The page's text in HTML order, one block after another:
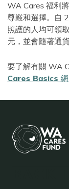
WA Cares 福利
尊嚴和選擇。自
照護的人均可領
元，並會隨著通
要了解有關 WA
Cares Basics